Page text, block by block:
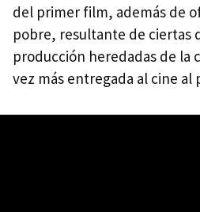
del primer film, además de
pobre, resultante de ciertas
producción heredadas de la
vez más entregada al cine al